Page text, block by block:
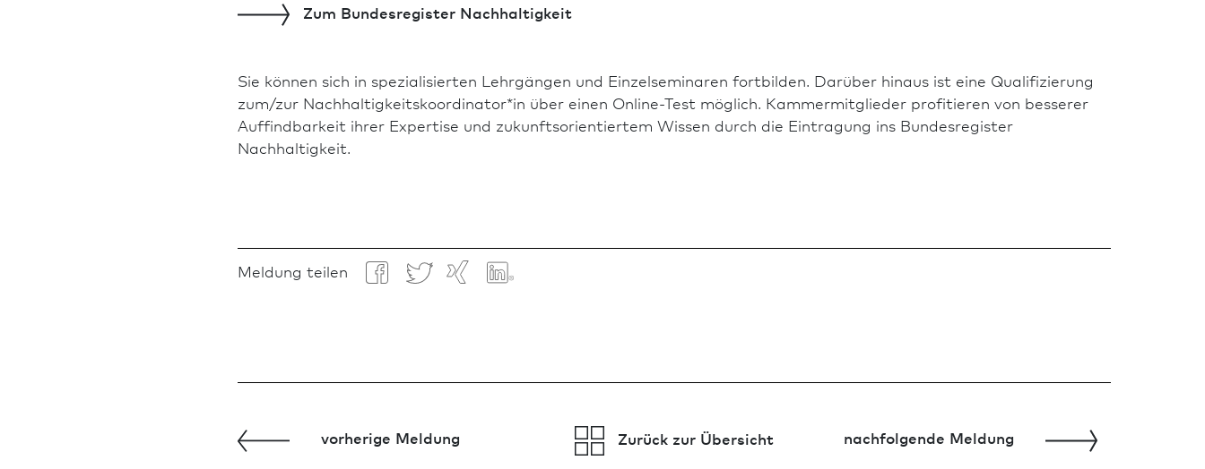
Zum Bundes­register Nachhaltigkeit
Sie können sich in spezialisierten Lehrgängen und Einzelseminaren fortbilden. Darüber hinaus ist eine Qualifizierung
zum/zur Nachhaltigkeits­koordinator*in über einen Online-Test möglich. Kammermitglieder profitieren von besserer
Auffindbarkeit ihrer Expertise und zukunfts­orientiertem Wissen durch die Eintragung ins Bundes­register
Nachhaltigkeit.
Meldung teilen
vorherige Meldung Zurück zur Übersicht nachfolgende Meldung